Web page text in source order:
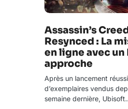
Assassin’s
Resynced : La
en ligne avec un
approche
Après un lancement
d’exemplaires vendus
semaine dernière,